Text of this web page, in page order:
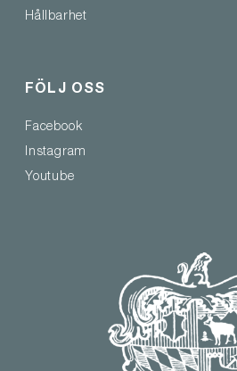
Hållbarhet
FÖLJ OSS
Facebook
Instagram
Youtube